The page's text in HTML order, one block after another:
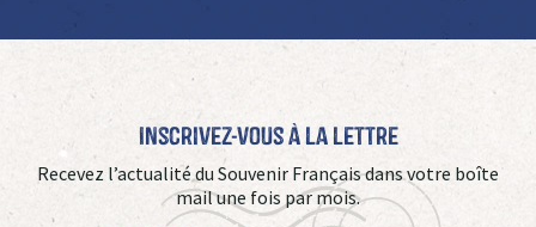
Inscrivez-vous à La Lettre
Recevez l’actualité du Souvenir Français dans votre boîte
mail une fois par mois.